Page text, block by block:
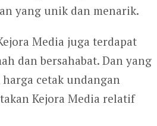
yang unik dan menarik.
Media juga terdapat
dan bersahabat. Dan yang
cetak undangan
Kejora Media relatif